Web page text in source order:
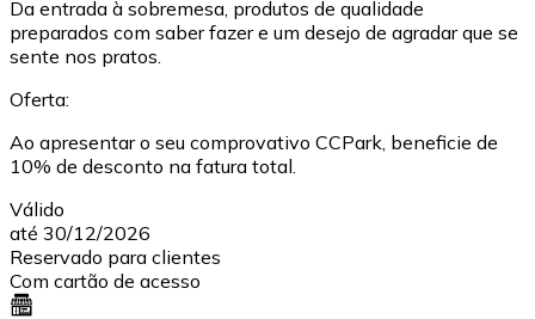
Da entrada à sobremesa, produtos de qualidade
preparados com saber fazer e um desejo de agradar que se
sente nos pratos.
Oferta:
Ao apresentar o seu comprovativo CCPark, beneficie de
10% de desconto na fatura total.
Válido
até 30/12/2026
Reservado para clientes
Com cartão de acesso